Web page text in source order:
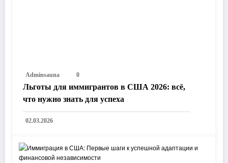
Adminsauna 0
Льготы для иммигрантов в США 2026: всё,
что нужно знать для успеха
02.03.2026